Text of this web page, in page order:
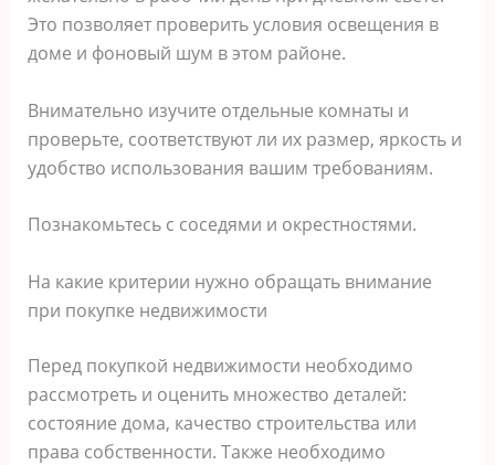
Это позволяет проверить условия освещения в
доме и фоновый шум в этом районе.
Внимательно изучите отдельные комнаты и
проверьте, соответствуют ли их размер, яркость и
удобство использования вашим требованиям.
Познакомьтесь с соседями и окрестностями.
На какие критерии нужно обращать внимание
при покупке недвижимости
Перед покупкой недвижимости необходимо
рассмотреть и оценить множество деталей:
состояние дома, качество строительства или
права собственности. Также необходимо